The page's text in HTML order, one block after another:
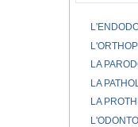
LA
LA
LA